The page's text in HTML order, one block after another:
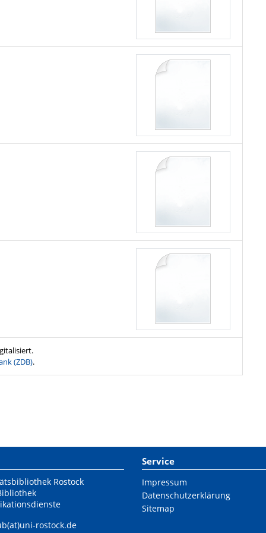
(ZDB).
Rostock
rostock.de
Service
Impressum
Datenschutzerklärung
Sitemap